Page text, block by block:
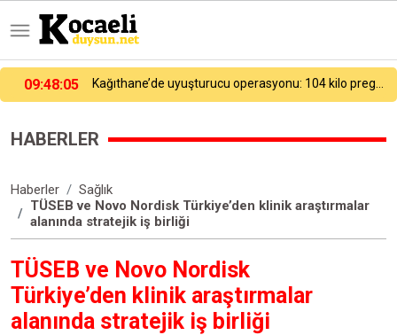
09:48:20 Matkap kullanırken fırlayan vida parçası gözünden ediyordu: "Gözlük kullanmadım böyle oldu"
HABERLER
Haberler
Sağlık
TÜSEB ve Novo Nordisk Türkiye’den klinik araştırmalar
alanında stratejik iş birliği
TÜSEB ve Novo Nordisk
Türkiye’den klinik araştırmalar
alanında stratejik iş birliği